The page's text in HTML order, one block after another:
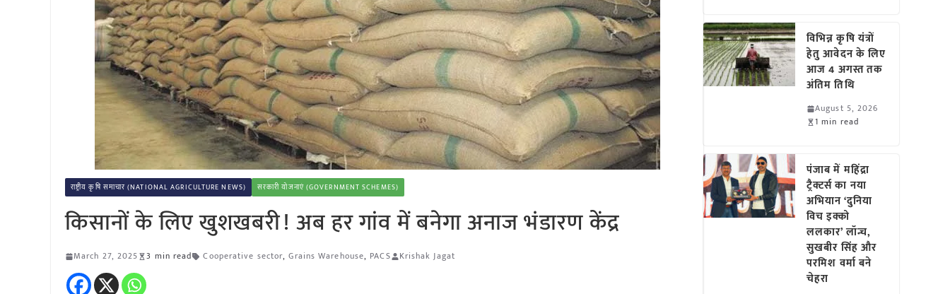
राष्ट्रीय कृषि समाचार (NATIONAL AGRICULTURE NEWS) सरकारी योजनाएं (GOVERNMENT SCHEMES)
किसानों के लिए खुशखबरी! अब हर गांव में बनेगा अनाज भंडारण केंद्र
March 27, 2025 3 min read Cooperative sector,Grains Warehouse, PACS Krishak Jagat
विभिन्न कृषि यंत्रों
हेतु आवेदन के लिए
आज 4 अगस्त तक
अंतिम तिथि
August 5, 2026
1 min read
पंजाब में महिंद्रा
ट्रैक्टर्स का नया
अभियान ‘दुनिया
विच इक्को
ललकार’ लॉन्च,
सुखबीर सिंह और
परमिश वर्मा बने
चेहरा